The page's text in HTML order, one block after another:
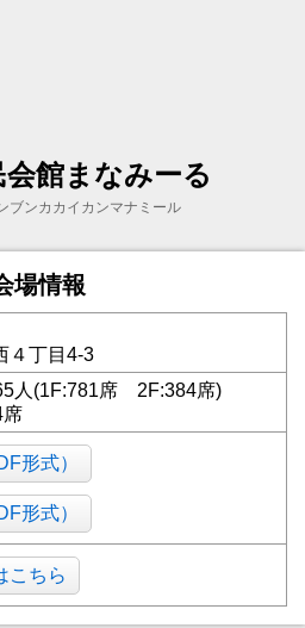
館まなみーる
ブンカカイカンマナミール
場情報
４丁目4-3
人(1F:781席 2F:384席)
席
形式）
形式）
こちら